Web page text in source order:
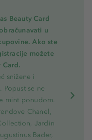
Beauty Card
u
Ako ste
možete
Card.
snižene i
Popust se ne
mint ponudom.
Chanel,
Jardin
Bader,